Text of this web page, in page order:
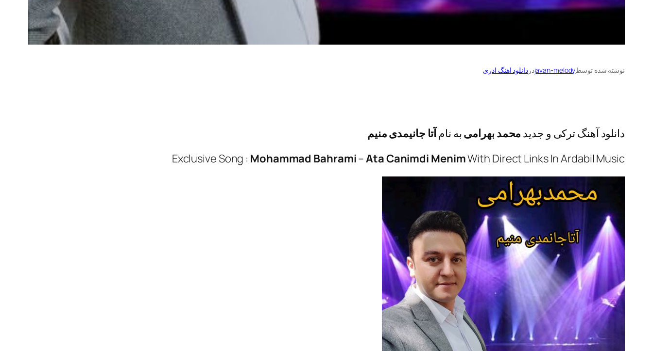
نوشته شده توسطjavan-melodyدردانلود اهنگ اذری
دانلود آهنگ ترکی و جدید محمد بهرامیبه نامآتا جانیمدی منیم
Exclusive Song : Mohammad Bahrami–Ata Canimdi MenimWith Direct Links In Ardabil Music